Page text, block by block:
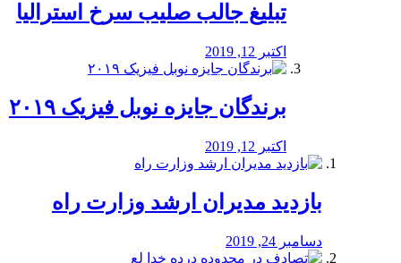
تبلیغ جالب صلیب سرخ استرالیا
اکتبر 12, 2019
برندگان جایزه نوبل فیزیک ۲۰۱۹
اکتبر 12, 2019
بازدید مدیران ارشد وزارت راه
دسامبر 24, 2019